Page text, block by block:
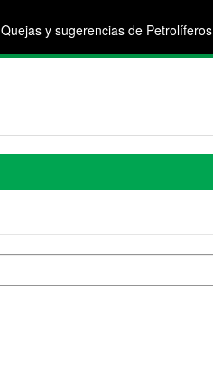
Quejas y sugerencias de Petrolíferos